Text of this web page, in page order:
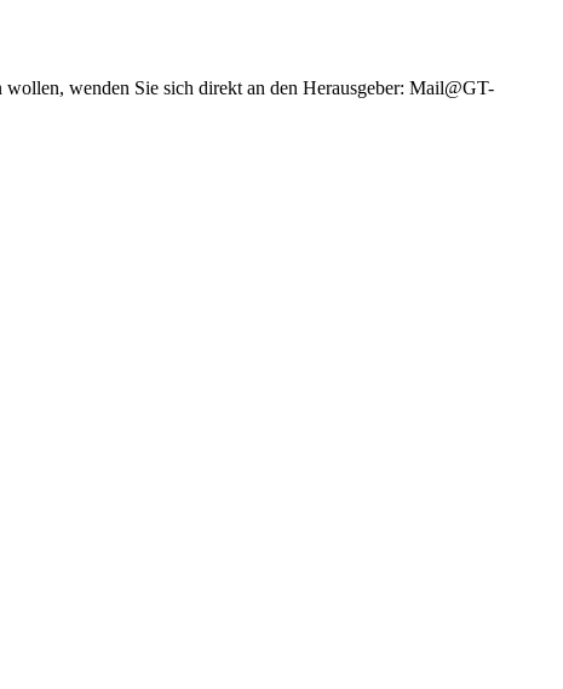
wenden Sie sich direkt an den Herausgeber: Mail@GT-